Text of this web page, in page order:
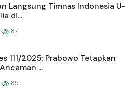
Langsung Timnas Indonesia U-
di...
87
111/2025: Prabowo Tetapkan
...
85